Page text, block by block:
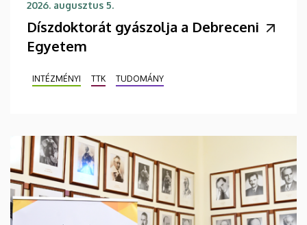
2026. augusztus 5.
Díszdoktorát gyászolja a Debreceni
Egyetem
INTÉZMÉNYI TTK TUDOMÁNY